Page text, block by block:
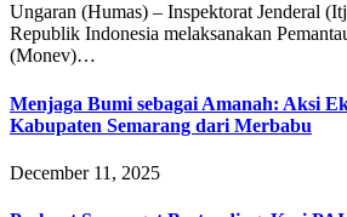
Ungaran (Humas) – Inspektorat Jenderal
Republik Indonesia melaksanakan
(Monev)…
Menjaga Bumi sebagai Amanah: Aksi
Kabupaten Semarang dari Merbabu
December 11, 2025